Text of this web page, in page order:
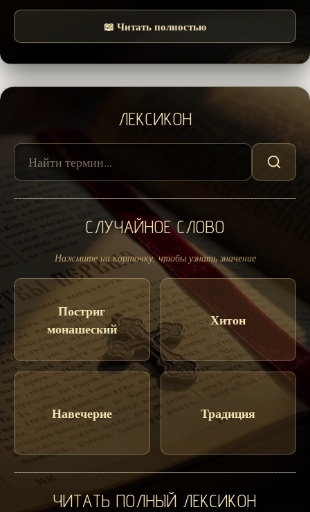
📖 Читать полностью
ЛЕКСИКОН
СЛУЧАЙНОЕ СЛОВО
Нажмите на карточку, чтобы узнать значение
Постриг
монашеский
Хитон
Навечерие Традиция
ЧИТАТЬ ПОЛНЫЙ ЛЕКСИКОН